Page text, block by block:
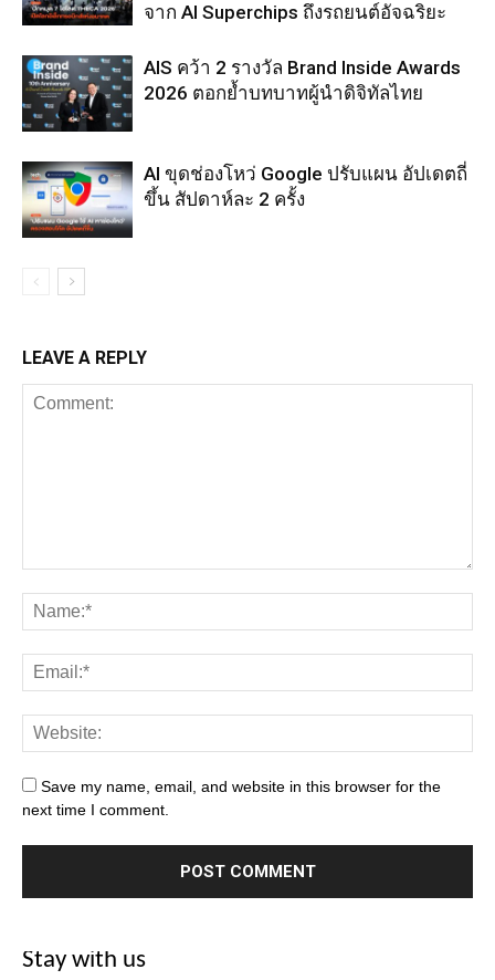
จาก AI Superchips ถึงรถยนต์อัจฉริยะ
AIS คว้า 2 รางวัล Brand Inside Awards
2026 ตอกย้ำบทบาทผู้นำดิจิทัลไทย
AI ขุดช่องโหว่ Google ปรับแผน อัปเดตถี่
ขึ้น สัปดาห์ละ 2 ครั้ง
LEAVE A REPLY
Save my name, email, and website in this browser for the
next time I comment.
Stay with us